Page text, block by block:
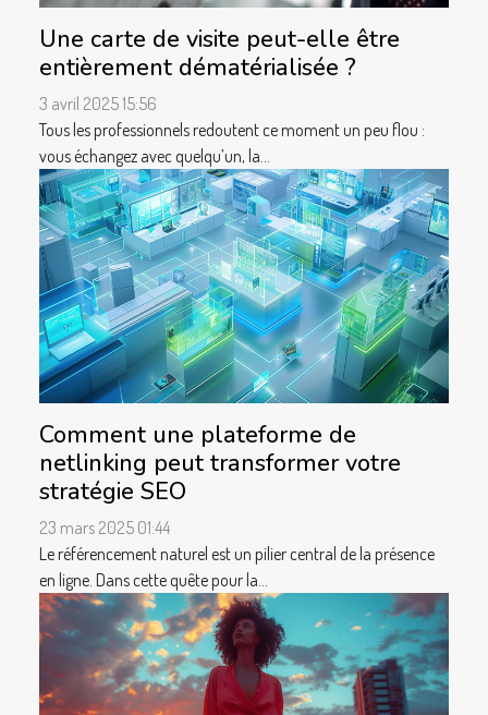
Une carte de visite peut-elle être
entièrement dématérialisée ?
3 avril 2025 15:56
Tous les professionnels redoutent ce moment un peu flou :
vous échangez avec quelqu’un, la...
Comment une plateforme de
netlinking peut transformer votre
stratégie SEO
23 mars 2025 01:44
Le référencement naturel est un pilier central de la présence
en ligne. Dans cette quête pour la...